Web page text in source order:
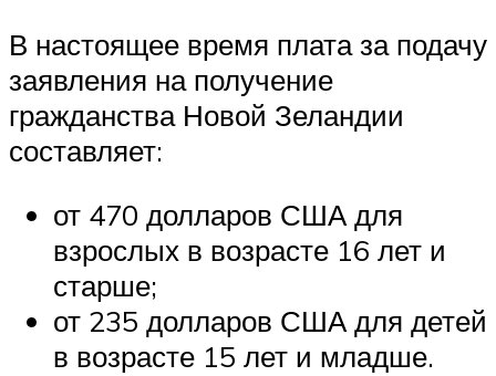
В настоящее время плата за подачу
заявления на получение
гражданства Новой Зеландии
составляет:
от 470 долларов США для
взрослых в возрасте 16 лет и
старше;
от 235 долларов США для детей
в возрасте 15 лет и младше.